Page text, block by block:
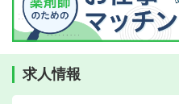
求人情報